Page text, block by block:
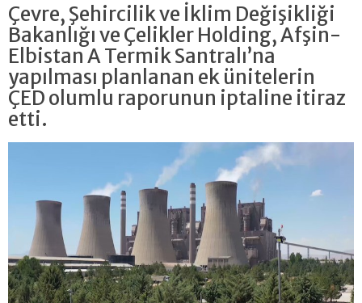
Çevre, Şehircilik ve İklim Değişikliği
Bakanlığı ve Çelikler Holding, Afşin-
Elbistan A Termik Santralı’na
yapılması planlanan ek ünitelerin
ÇED olumlu raporunun iptaline itiraz
etti.